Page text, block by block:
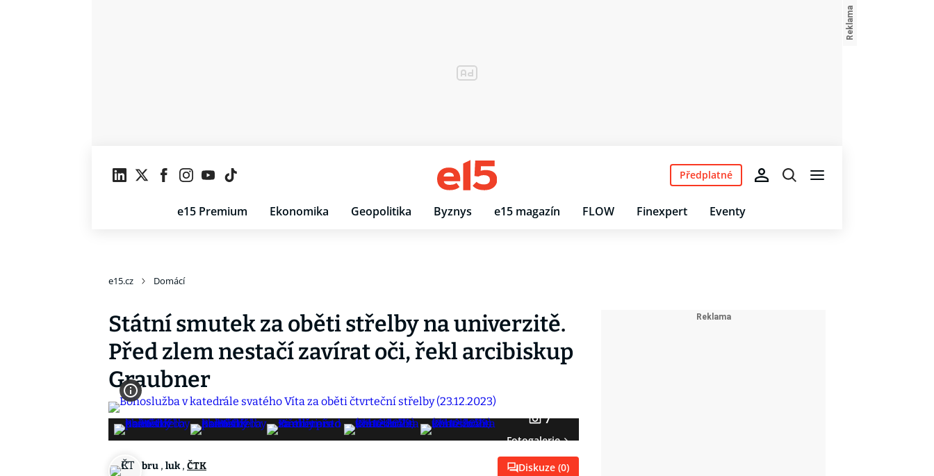
e15 Premium Ekonomika Geopolitika Byznys e15 magazín FLOW Finexpert Eventy
Předplatné
e15.cz Domácí
Státní smutek za oběti střelby na univerzitě.
Před zlem nestačí zavírat oči, řekl arcibiskup
Graubner
7
Fotogalerie
bru , luk, ČTK Diskuze (0)